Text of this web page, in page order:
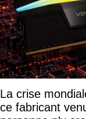
La crise
ce fabricant